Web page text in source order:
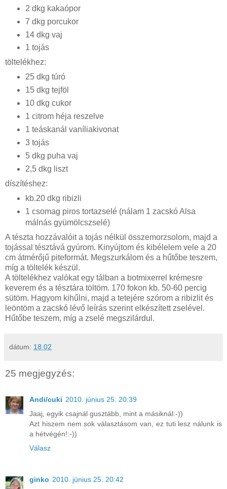
2 dkg kakaópor
7 dkg porcukor
14 dkg vaj
1 tojás
töltelékhez:
25 dkg túró
15 dkg tejföl
10 dkg cukor
1 citrom héja reszelve
1 teáskanál vaníliakivonat
3 tojás
5 dkg puha vaj
2,5 dkg liszt
díszítéshez:
kb.20 dkg ribizli
1 csomag piros tortazselé (nálam 1 zacskó Alsa
málnás gyümölcszselé)
A tészta hozzávalóit a tojás nélkül összemorzsolom, majd a
tojással tésztává gyúrom. Kinyújtom és kibélelem vele a 20
cm átmérőjű piteformát. Megszurkálom és a hűtőbe teszem,
míg a töltelék készül.
A töltelékhez valókat egy tálban a botmixerrel krémesre
keverem és a tésztára töltöm. 170 fokon kb. 50-60 percig
sütöm. Hagyom kihűlni, majd a tetejére szórom a ribizlit és
leöntöm a zacskó lévő leírás szerint elkészített zselével.
Hűtőbe teszem, míg a zselé megszilárdul.
dátum: 18:02
25 megjegyzés:
Andi/cuki 2010. június 25. 20:39
Jaaj, egyik csajnál gusztább, mint a másiknál:-))
Azt hiszem nem sok választásom van, ez tuti lesz nálunk is
a hétvégén!:-))
Válasz
ginko 2010. június 25. 20:42